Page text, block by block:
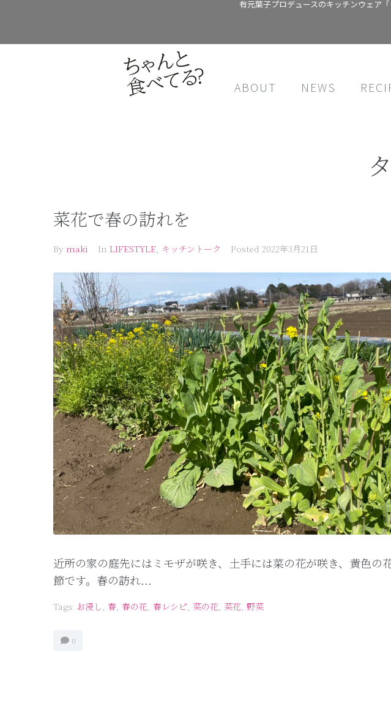
有元葉子プロデュースのキッチンウェア
ABOUT NEWS
菜花で春の訪れを
By maki In LIFESTYLE, キッチントーク Posted 2022年3月21日
近所の家の庭先にはミモザが咲き、土手には菜の花が咲き、黄色の
節です。春の訪れ...
Tags: お浸し 春 春の花 春レシピ 菜の花 菜花 野菜
0